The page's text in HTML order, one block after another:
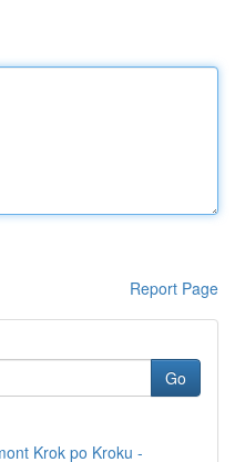
Report Page
Go
Krok po Kroku -